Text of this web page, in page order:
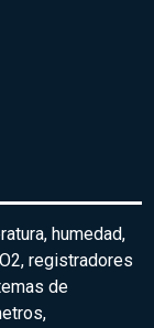
humedad,
registradores
de